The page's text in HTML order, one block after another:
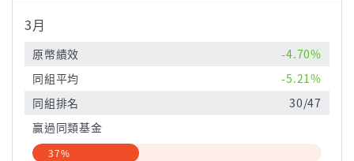
3月
原幣績效
-4.70%
同組平均
-5.21%
同組排名
30/47
贏過同類基金
37%